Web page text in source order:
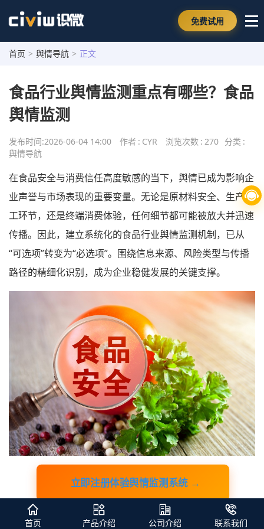
免费试用
首页 > 舆情导航 > 正文
食品行业舆情监测重点有哪些？食品
舆情监测
发布时间:2026-06-04 14:00 作者 : CYR 浏览次数 : 270 分类 :
舆情导航
在食品安全与消费信任高度敏感的当下，舆情已成为影响企
业声誉与市场表现的重要变量。无论是原材料安全、生产加
工环节，还是终端消费体验，任何细节都可能被放大并迅速
传播。因此，建立系统化的食品行业舆情监测机制，已从
“可选项”转变为“必选项”。围绕信息来源、风险类型与传播
路径的精细化识别，成为企业稳健发展的关键支撑。
立即注册体验舆情监测系统 →
一、舆情监测工具：从源头提升信息捕
首页 产品介绍 公司介绍 联系我们